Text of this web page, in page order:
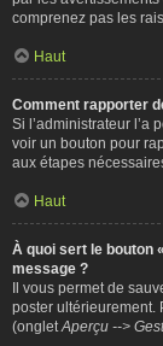
comprenez pas les
Haut
Comment rapporter
Si l’administrateur l’a
voir un bouton pour
aux étapes
Haut
À quoi sert le bouton
message ?
Il vous permet de
poster ultérieurement.
(onglet Aperçu -->